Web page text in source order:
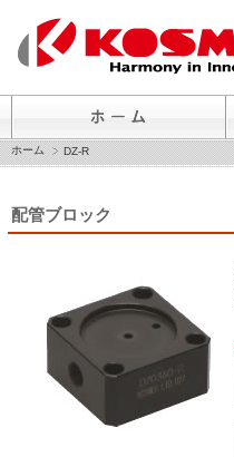
ホーム DZ-R
配管ブロック